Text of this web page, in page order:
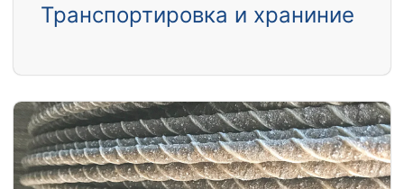
Транспортировка и храниние